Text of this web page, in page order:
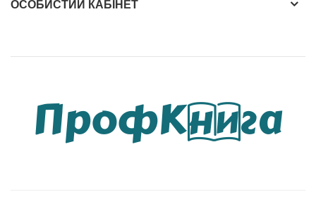
ОСОБИСТИЙ КАБІНЕТ